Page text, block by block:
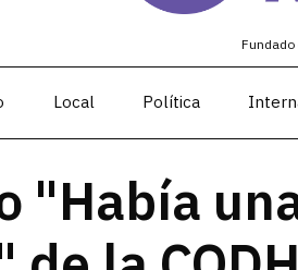
Fundado
Local Política
"Había